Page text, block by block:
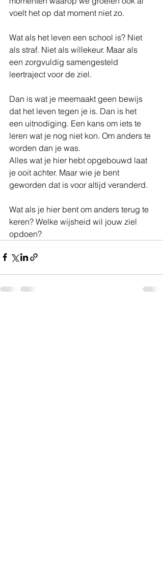
voelt het op dat moment niet zo.
Wat als het leven een school is? Niet
als straf. Niet als willekeur. Maar als
een zorgvuldig samengesteld
leertraject voor de ziel.
Dan is wat je meemaakt geen bewijs
dat het leven tegen je is. Dan is het
een uitnodiging. Een kans om iets te
leren wat je nog niet kon. Om anders te
worden dan je was.
Alles wat je hier hebt opgebouwd laat
je ooit achter. Maar wie je bent
geworden dat is voor altijd veranderd.
Wat als je hier bent om anders terug te
keren? Welke wijsheid wil jouw ziel
opdoen?